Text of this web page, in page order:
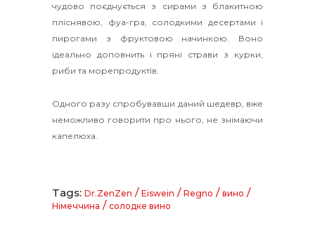
чудово поєднується з сирами з блакитною
пліснявою, фуа-гра, солодкими десертами і
пирогами з фруктовою начинкою. Воно
ідеально доповнить і пряні страви з курки,
риби та морепродуктів.
Одного разу спробувавши даний шедевр, вже
неможливо говорити про нього, не знімаючи
капелюха.
Tags: Dr.ZenZen / Eiswein / Regno / вино /
Німеччина / солодке вино